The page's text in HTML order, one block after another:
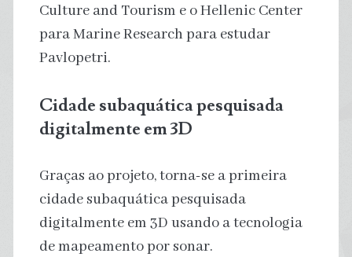
Culture and Tourism e o Hellenic Center
para Marine Research para estudar
Pavlopetri.
Cidade subaquática pesquisada
digitalmente em 3D
Graças ao projeto, torna-se a primeira
cidade subaquática pesquisada
digitalmente em 3D usando a tecnologia
de mapeamento por sonar.